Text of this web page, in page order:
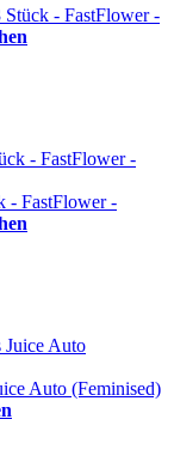
Stück - FastFlower -
- FastFlower -
Auto (Feminised)